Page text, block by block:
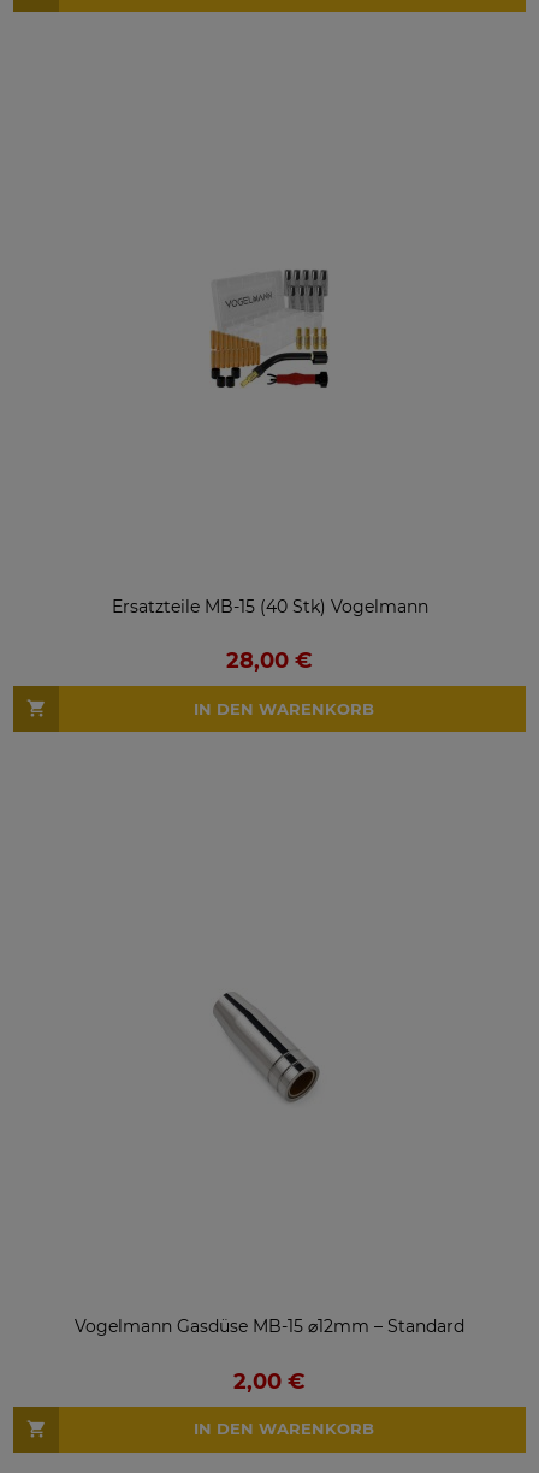
Ersatzteile MB-15 (40 Stk) Vogelmann
28,00 €
IN DEN WARENKORB
Vogelmann Gasdüse MB-15 ⌀12mm – Standard
2,00 €
IN DEN WARENKORB